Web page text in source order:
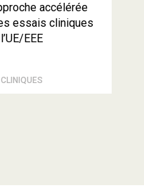
accélérée
essais cliniques
EEE